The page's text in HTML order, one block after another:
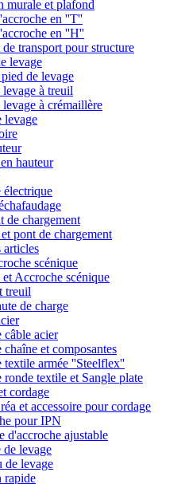
murale et plafond
en ''T''
en ''H''
transport pour structure
levage
de levage
levage à treuil
levage à crémaillère
levage
hauteur
électrique
de chargement
pont de chargement
articles
scénique
Accroche scénique
treuil
de charge
câble acier
et composantes
textile armée ''Steelflex''
ronde textile et Sangle plate
cordage
et accessoire pour cordage
pour IPN
d'accroche ajustable
levage
de levage
rapide